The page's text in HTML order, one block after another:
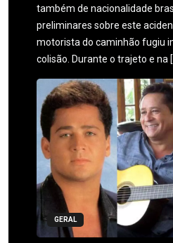
também de nacionalidade
preliminares sobre este
motorista do caminhão fugiu
colisão. Durante o trajeto e na
GERAL